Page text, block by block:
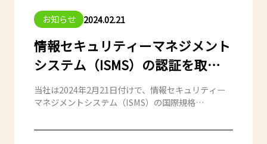
お知らせ 2024.02.21
情報セキュリティーマネジメント
システム（ISMS）の認証を取得
しました。
当社は2024年2月21日付けで、情報セキュリティー
マネジメントシステム（ISMS）の国際規格
より、お客様からの情報資産を含めた管理体制が適